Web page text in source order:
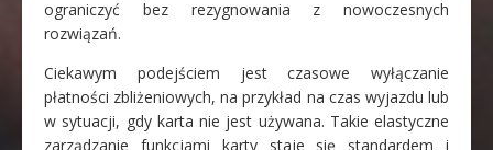
ograniczyć bez rezygnowania z nowoczesnych
rozwiązań.
Ciekawym podejściem jest czasowe wyłączanie
płatności zbliżeniowych, na przykład na czas wyjazdu lub
w sytuacji, gdy karta nie jest używana. Takie elastyczne
zarządzanie funkcjami karty staje się standardem i